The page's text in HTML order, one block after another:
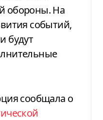
обороны. На
событий,
будут
сообщала о